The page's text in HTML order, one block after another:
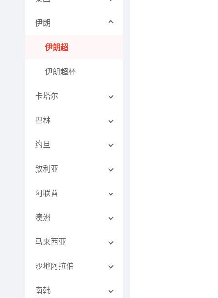
伊朗
伊朗超
伊朗超杯
卡塔尔
巴林
约旦
敘利亚
阿联酋
澳洲
马来西亚
沙地阿拉伯
南韩